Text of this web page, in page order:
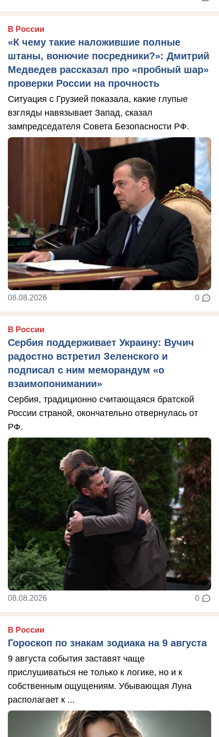
В России
«К чему такие наложившие полные
штаны, вонючие посредники?»: Дмитрий
Медведев рассказал про «пробный шар»
проверки России на прочность
Ситуация с Грузией показала, какие глупые
взгляды навязывает Запад, сказал
зампредседателя Совета Безопасности РФ.
08.08.2026 0
В России
Сербия поддерживает Украину: Вучич
радостно встретил Зеленского и
подписал с ним меморандум «о
взаимопонимании»
Сербия, традиционно считающаяся братской
России страной, окончательно отвернулась от
РФ.
08.08.2026 0
В России
Гороскоп по знакам зодиака на 9 августа
9 августа события заставят чаще
прислушиваться не только к логике, но и к
собственным ощущениям. Убывающая Луна
располагает к ...